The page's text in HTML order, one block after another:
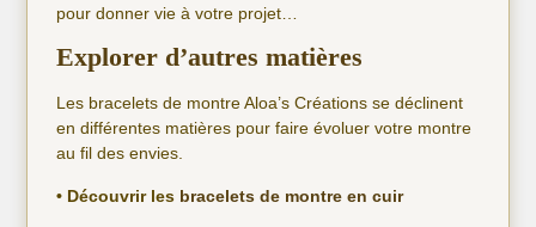
pour donner vie à votre projet…
Explorer d’autres matières
Les bracelets de montre Aloa’s Créations se déclinent
en différentes matières pour faire évoluer votre montre
au fil des envies.
• Découvrir les bracelets de montre en cuir